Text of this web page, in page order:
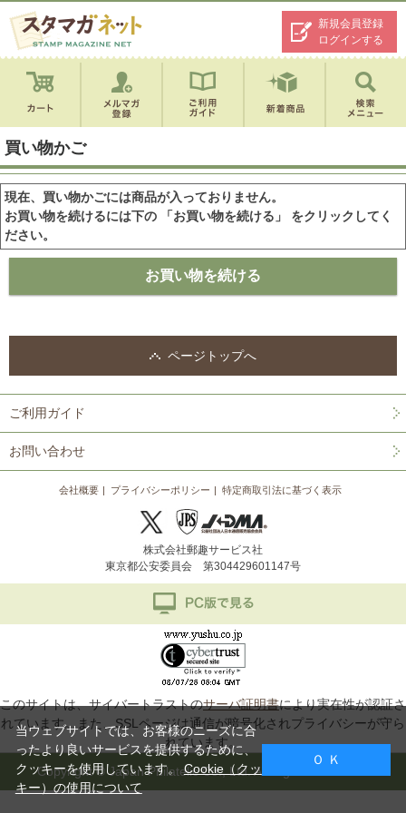
新規会員登録
ログインする
買い物かご
現在、買い物かごには商品が入っておりません。
お買い物を続けるには下の 「お買い物を続ける」 をクリックしてく
ださい。
ページトップへ
ご利用ガイド
お問い合わせ
会社概要 プライバシーポリシー 特定商取引法に基づく表示
株式会社郵趣サービス社
東京都公安委員会 第304429601147号
このサイトは、サイバートラストのサーバ証明書により実在性が認証さ
れています。また、SSLページは通信が暗号化されプライバシーが守ら
れています。
Copyright © Japan Philatelic Co., Ltd. All Rights Reserved.
当ウェブサイトでは、お客様のニーズに合
ったより良いサービスを提供するために、
クッキーを使用しています。Cookie（クッ
キー）の使用について
Ｏ Ｋ